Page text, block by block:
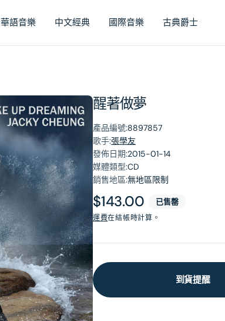
華語音樂 中文經典 國際音樂 古典爵士
醒著做夢
產品編號:8897857
歌手:張學友
發佈日期:2015-01-14
媒體類型:CD
銷售地區:無地區限制
原
價
$143.00 已售罄
運費在結帳時計算。
到貨提醒